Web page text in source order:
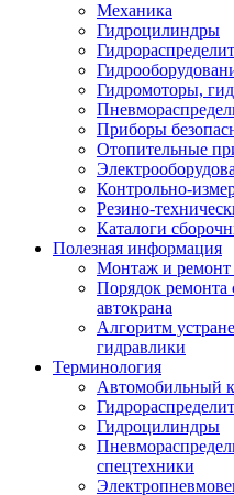
Механика
Гидроцилиндры
Гидромоторы,
Приборы
Отопительные
Контрольно-
Резино-
Каталоги
Полезная информация
Монтаж и ремонт
Порядок ремонта
автокрана
Алгоритм
гидравлики
Терминология
Автомобильный
Гидроцилиндры
спецтехники